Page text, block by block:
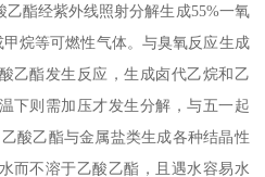
酯经紫外线照射分解生成55%一氧
烷等可燃性气体。与臭氧反应生成
乙酯发生反应，生成卤代乙烷和乙
下则需加压才发生分解，与五一起
酸乙酯与金属盐类生成各种结晶性
而不溶于乙酸乙酯，且遇水容易水